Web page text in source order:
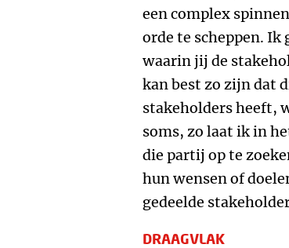
een complex
orde te scheppen.
waarin jij de
kan best zo zijn dat
stakeholders heeft,
soms, zo laat ik in
die partij op te
hun wensen of
gedeelde
DRAAGVLAK